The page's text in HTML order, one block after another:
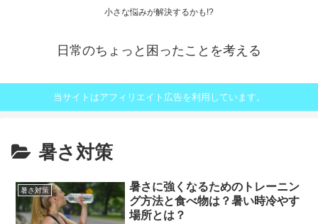
小さな悩みが解決するかも!?
日常のちょっと困ったことを考える
当サイトはアフィリエイト広告を利用しています。
暑さ対策
暑さ対策
暑さに強くなるためのトレーニン
グ方法と食べ物は？暑い時冷やす
場所とは？